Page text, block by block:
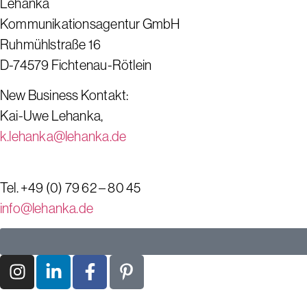
Kommunikationsagentur GmbH
Ruhmühlstraße 16
D-74579 Fichtenau-Rötlein
New Business Kontakt:
Kai-Uwe Lehanka,
k.lehanka@lehanka.de
Tel. +49 (0) 79 62 – 80 45
info@lehanka.de